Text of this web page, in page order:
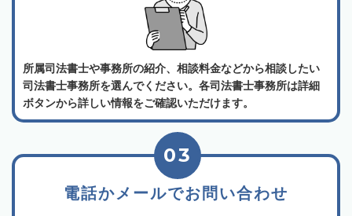
所属司法書士や事務所の紹介、相談料金などから相談したい
司法書士事務所を選んでください。各司法書士事務所は詳細
ボタンから詳しい情報をご確認いただけます。
電話かメールでお問い合わせ
03